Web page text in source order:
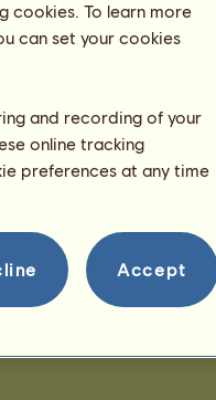
cookies. To learn more
can set your cookies
and recording of your
online tracking
preferences at any time
Accept